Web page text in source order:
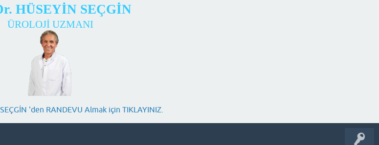
HÜSEYİN SEÇGİN
ÜROLOJİ UZMANI
'den RANDEVU Almak için TIKLAYINIZ.